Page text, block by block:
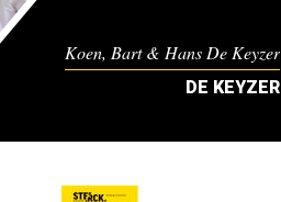
Koen, Bart & Hans De Keyzer
DE KEYZER